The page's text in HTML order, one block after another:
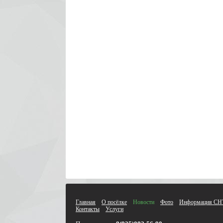
Главная О посёлке Новости Фото Информация
Контакты
Услуги